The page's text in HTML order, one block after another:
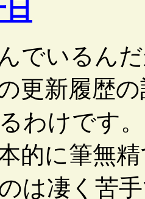
でいるん
更新履歴
わけです。
的に筆無精
は凄く苦